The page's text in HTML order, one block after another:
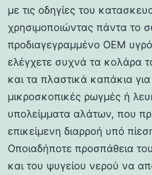
με τις οδηγίες του
χρησιμοποιώντας πάντα το
προδιαγεγραμμένο OEM
ελέγχετε συχνά τα κολάρα
και τα πλαστικά καπάκια για
μικροσκοπικές ρωγμές ή
υπολείμματα αλάτων, που
επικείμενη διαρροή υπό
Οποιαδήποτε προσπάθεια
και του ψυγείου νερού να